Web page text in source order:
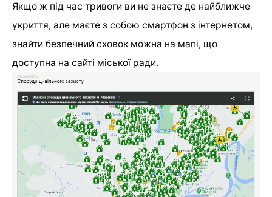
Якщо ж під час тривоги ви не знаєте де найближче
укриття, але маєте з собою смартфон з інтернетом,
знайти безпечний сховок можна на мапі, що
доступна на сайті міської ради.